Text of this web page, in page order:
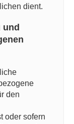
dient.
und
den
oder sofern